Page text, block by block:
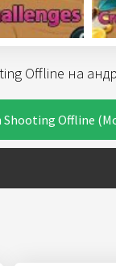
Offline на
Offline